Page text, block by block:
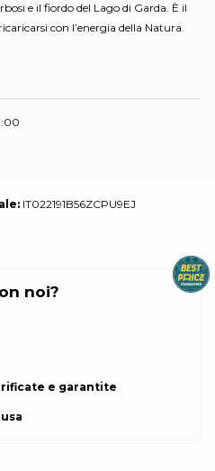
e il fiordo del Lago di Garda. È il
con l’energia della Natura.
IT022191B56ZCPU9EJ
noi?
e garantite